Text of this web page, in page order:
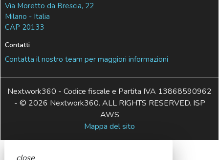
Via Moretto da Brescia, 22
Milano - Italia
CAP 20133
Contatti
Contatta il nostro team per maggiori informazioni
Nextwork360 - Codice fiscale e Partita IVA 13868590962
- © 2026 Nextwork360. ALL RIGHTS RESERVED. ISP
AWS
Mappa del sito
close